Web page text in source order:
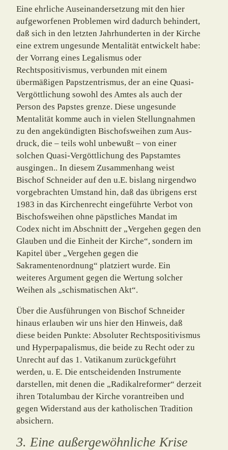
Eine ehrliche Auseinandersetzung mit den hier
aufgeworfenen Problemen wird dadurch behindert,
daß sich in den letzten Jahrhunderten in der Kirche
eine extrem ungesunde Mentalität entwickelt habe:
der Vorrang eines Legalismus oder
Rechtspositivismus, verbunden mit einem
übermäßigen Papstzentrismus, der an eine Quasi-
Vergöttlichung sowohl des Amtes als auch der
Person des Papstes grenze. Diese ungesunde
Mentalität komme auch in vielen Stellungnahmen
zu den angekündigten Bischofsweihen zum Aus­
druck, die – teils wohl unbewußt – von einer
solchen Quasi-Vergöttlichung des Papst­am­tes
ausgingen.. In diesem Zusammenhang weist
Bischof Schneider auf den u.E. bislang nirgendwo
vorgebrachten Umstand hin, daß das übrigens erst
1983 in das Kirchenrecht eingeführte Verbot von
Bischofsweihen ohne päpstliches Mandat im
Codex nicht im Abschnitt der „Vergehen gegen den
Glauben und die Einheit der Kirche“, sondern im
Kapitel über „Vergehen gegen die
Sakramentenordnung“ platziert wurde. Ein
weiteres Argument gegen die Wertung solcher
Weihen als „schismatischen Akt“.
Über die Ausführungen von Bischof Schneider
hinaus erlauben wir uns hier den Hin­weis, daß
diese beiden Punkte: Absoluter Rechtspositivismus
und Hyperpapalismus, die beide zu Recht oder zu
Unrecht auf das 1. Vatikanum zurückgeführt
werden, u. E. Die entscheidenden Instrumente
darstellen, mit denen die „Radikalreformer“ derzeit
ihren Totalumbau der Kirche vorantreiben und
gegen Widerstand aus der katholischen Tradition
absichern.
3. Eine außergewöhnliche Krise